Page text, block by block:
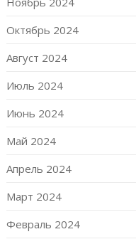
Октябрь 2024
Август 2024
Июль 2024
Июнь 2024
Май 2024
Апрель 2024
Март 2024
Февраль 2024